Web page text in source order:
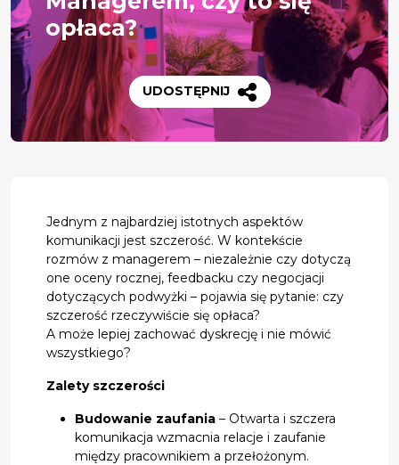
opłaca?
UDOSTĘPNIJ
Jednym z najbardziej istotnych aspektów
komunikacji jest szczerość. W kontekście
rozmów z managerem – niezależnie czy dotyczą
one oceny rocznej, feedbacku czy negocjacji
dotyczących podwyżki – pojawia się pytanie: czy
szczerość rzeczywiście się opłaca?
A może lepiej zachować dyskrecję i nie mówić
wszystkiego?
Zalety szczerości
Budowanie zaufania – Otwarta i szczera
komunikacja wzmacnia relacje i zaufanie
między pracownikiem a przełożonym.